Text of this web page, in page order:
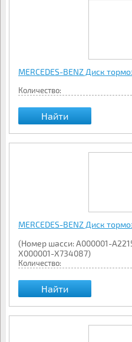
MERCEDES-BENZ Диск
Количество:
Найти
MERCEDES-BENZ Диск
(Номер шасси: A000001-
X000001-X734087)
Количество:
Найти